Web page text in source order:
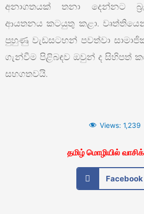
අනාගතයක් තනා දෙන්නට
ආයතනය කටයුතු කළා.
පුහුණු වැඩසටහන් පවත්වා
ගැන්වීම පිළිබඳව ඔවුන් ද සිහිපත්
සහගතවයි.
Views: 1,239
தமிழ் மொழியில்
Facebook